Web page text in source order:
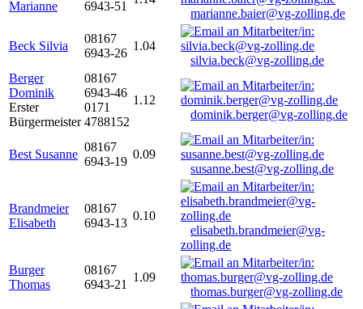
Marianne
6943-51
marianne.baier@vg-zolling.de
Beck Silvia
08167
6943-26
1.04
silvia.beck@vg-zolling.de
Berger
Dominik
Erster
Bürgermeister
08167
6943-46
0171
4788152
1.12
dominik.berger@vg-zolling.de
Best Susanne
08167
6943-19
0.09
susanne.best@vg-zolling.de
Brandmeier
Elisabeth
08167
6943-13
0.10
elisabeth.brandmeier@vg-
zolling.de
Burger
Thomas
08167
6943-21
1.09
thomas.burger@vg-zolling.de